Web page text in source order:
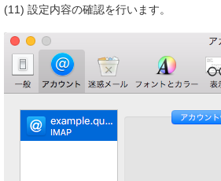
(11) 設定内容の確認を行います。